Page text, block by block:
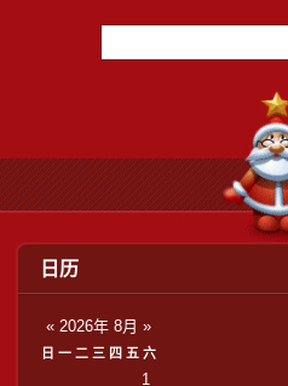
日历
« 2026年 8月 »
日 一 二 三 四 五 六
1